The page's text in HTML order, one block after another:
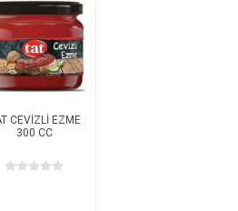
CEVİZLİ EZME
300 CC